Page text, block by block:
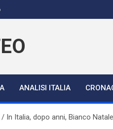
ANALISI ITALIA
In Italia, dopo anni, Bianco